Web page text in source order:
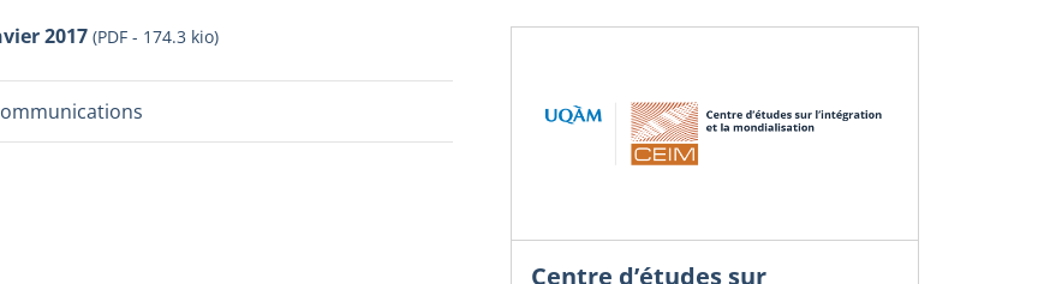
2017 (PDF - 174.3 kio)
Centre d’études sur